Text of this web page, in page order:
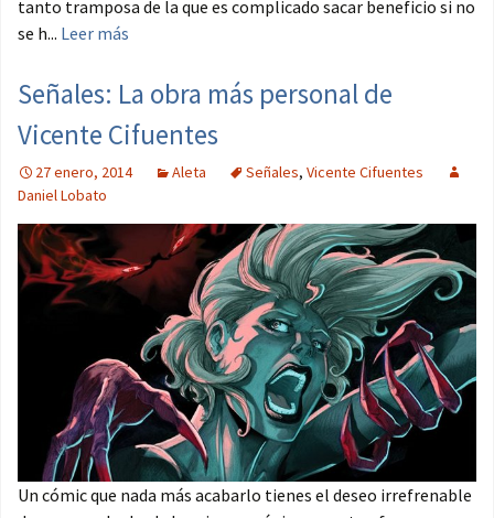
tanto tramposa de la que es complicado sacar beneficio si no
se h... Leer más
Señales: La obra más personal de
Vicente Cifuentes
27 enero, 2014 Aleta Señales, Vicente Cifuentes
Daniel Lobato
Un cómic que nada más acabarlo tienes el deseo irrefrenable